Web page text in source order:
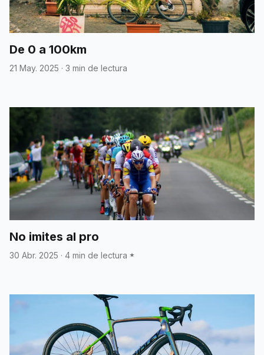
De 0 a 100km
21 May. 2025 · 3 min de lectura
No imites al pro
30 Abr. 2025 · 4 min de lectura